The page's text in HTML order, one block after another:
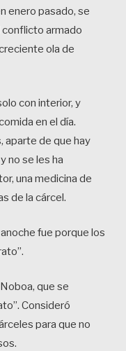
enero pasado, se
armado
ola de
con interior, y
en el día.
aparte de que hay
no se les ha
una medicina de
de la cárcel.
fue porque los
que se
Consideró
para que no